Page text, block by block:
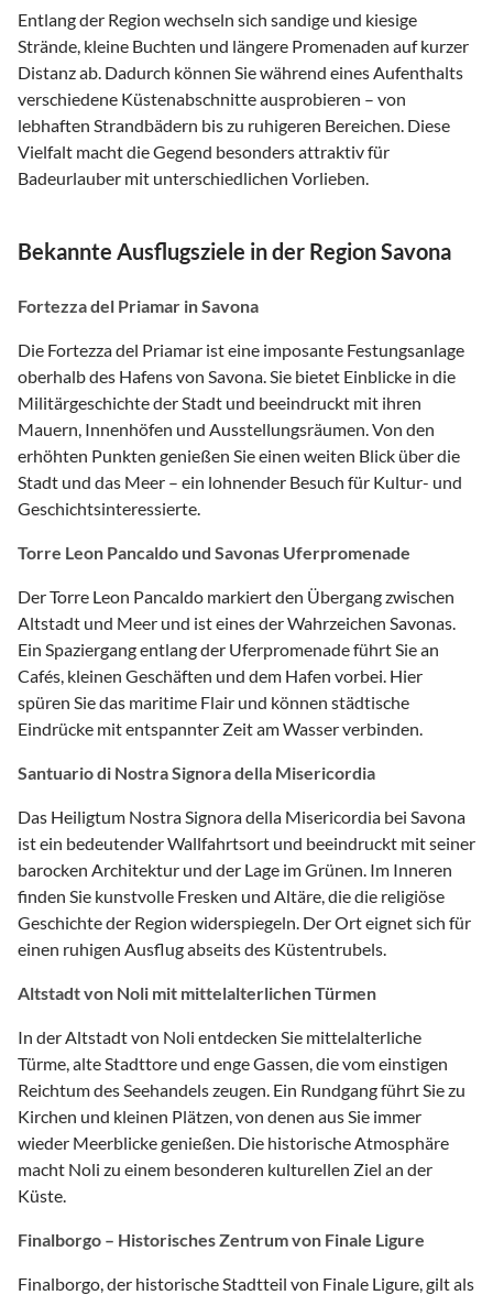
Entlang der Region wechseln sich sandige und kiesige
Strände, kleine Buchten und längere Promenaden auf kurzer
Distanz ab. Dadurch können Sie während eines Aufenthalts
verschiedene Küstenabschnitte ausprobieren – von
lebhaften Strandbädern bis zu ruhigeren Bereichen. Diese
Vielfalt macht die Gegend besonders attraktiv für
Badeurlauber mit unterschiedlichen Vorlieben.
Bekannte Ausflugsziele in der Region Savona
Fortezza del Priamar in Savona
Die Fortezza del Priamar ist eine imposante Festungsanlage
oberhalb des Hafens von Savona. Sie bietet Einblicke in die
Militärgeschichte der Stadt und beeindruckt mit ihren
Mauern, Innenhöfen und Ausstellungsräumen. Von den
erhöhten Punkten genießen Sie einen weiten Blick über die
Stadt und das Meer – ein lohnender Besuch für Kultur- und
Geschichtsinteressierte.
Torre Leon Pancaldo und Savonas Uferpromenade
Der Torre Leon Pancaldo markiert den Übergang zwischen
Altstadt und Meer und ist eines der Wahrzeichen Savonas.
Ein Spaziergang entlang der Uferpromenade führt Sie an
Cafés, kleinen Geschäften und dem Hafen vorbei. Hier
spüren Sie das maritime Flair und können städtische
Eindrücke mit entspannter Zeit am Wasser verbinden.
Santuario di Nostra Signora della Misericordia
Das Heiligtum Nostra Signora della Misericordia bei Savona
ist ein bedeutender Wallfahrtsort und beeindruckt mit seiner
barocken Architektur und der Lage im Grünen. Im Inneren
finden Sie kunstvolle Fresken und Altäre, die die religiöse
Geschichte der Region widerspiegeln. Der Ort eignet sich für
einen ruhigen Ausflug abseits des Küstentrubels.
Altstadt von Noli mit mittelalterlichen Türmen
In der Altstadt von Noli entdecken Sie mittelalterliche
Türme, alte Stadttore und enge Gassen, die vom einstigen
Reichtum des Seehandels zeugen. Ein Rundgang führt Sie zu
Kirchen und kleinen Plätzen, von denen aus Sie immer
wieder Meerblicke genießen. Die historische Atmosphäre
macht Noli zu einem besonderen kulturellen Ziel an der
Küste.
Finalborgo – Historisches Zentrum von Finale Ligure
Finalborgo, der historische Stadtteil von Finale Ligure, gilt als